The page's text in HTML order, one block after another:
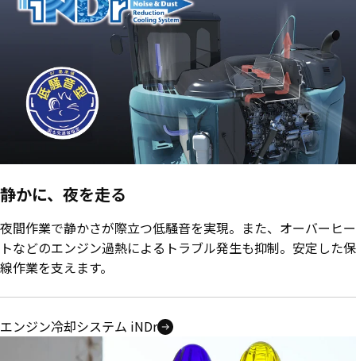
静かに、夜を走る
夜間作業で静かさが際立つ低騒音を実現。また、オーバーヒー
トなどのエンジン過熱によるトラブル発生も抑制。安定した保
線作業を支えます。
エンジン冷却システム iNDr